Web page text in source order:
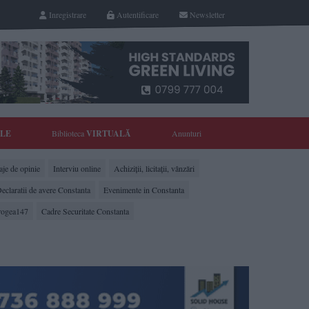
Newsletter
Autentificare
Inregistrare
BibliotecaVIRTUALĂ Anunturi
de opinie Interviu online
Achiziții, licitații, vânzări
de avere Constanta
Evenimente in Constanta
Cadre Securitate Constanta